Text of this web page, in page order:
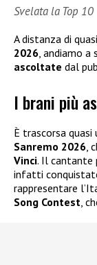
Svelata la Top 10
A distanza di
2026, andiamo a
ascoltate dal
I brani più
È trascorsa
Sanremo 2026 ,
Vinci. Il cantante
infatti
rappresentare
Song Contest ,